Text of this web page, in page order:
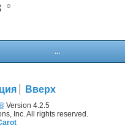
...
Вверх
Version 4.2.5
Inc. All rights reserved.